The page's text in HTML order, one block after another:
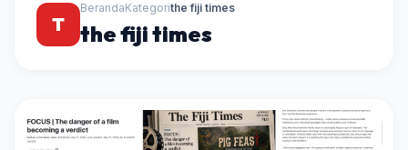
T
BerandaKategorithe fiji times
the fiji times